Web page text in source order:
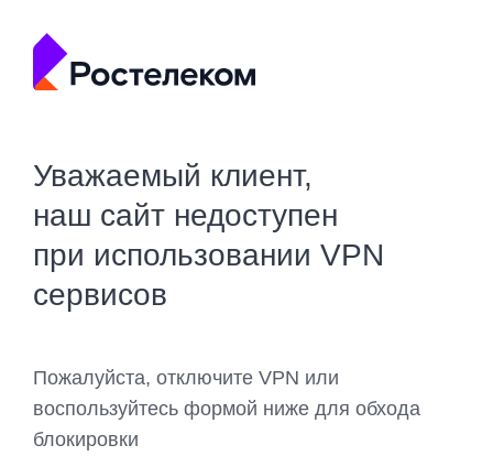
Уважаемый клиент,
наш сайт недоступен
при использовании VPN
сервисов
Пожалуйста, отключите VPN или
воспользуйтесь формой ниже для обхода
блокировки